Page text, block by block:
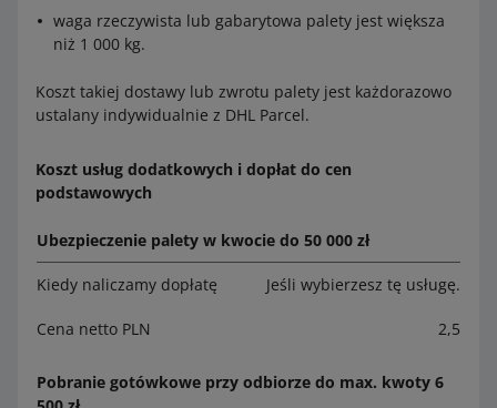
waga rzeczywista lub gabarytowa palety jest większa
niż 1 000 kg.
Koszt takiej dostawy lub zwrotu palety jest każdorazowo
ustalany indywidualnie z DHL Parcel.
Koszt usług dodatkowych i dopłat do cen
podstawowych
Ubezpieczenie palety w kwocie do 50 000 zł
Kiedy naliczamy dopłatę Jeśli wybierzesz tę usługę.
Cena netto PLN 2,5
Pobranie gotówkowe przy odbiorze do max. kwoty 6